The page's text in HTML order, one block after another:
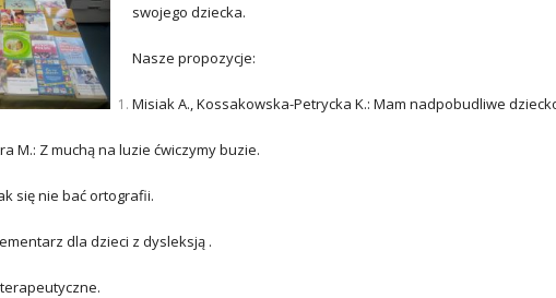
swojego dziecka.
Nasze propozycje:
Misiak A., Kossakowska-Petrycka K.: Mam nadpobudliwe
M.: Z muchą na luzie ćwiczymy buzie.
się nie bać ortografii.
dla dzieci z dysleksją .